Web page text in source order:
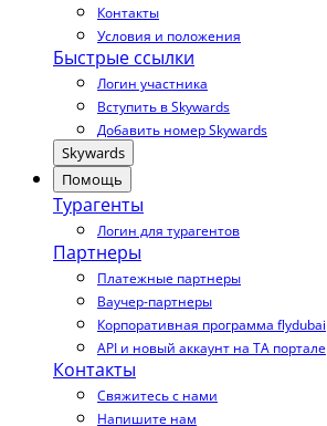
Контакты
Условия и положения
Быстрые ссылки
Логин участника
Вступить в Skywards
Добавить номер Skywards
Skywards
Помощь
Турагенты
Логин для турагентов
Партнеры
Платежные партнеры
Ваучер-партнеры
Корпоративная программа flydubai
API и новый аккаунт на TA портале
Контакты
Свяжитесь с нами
Напишите нам